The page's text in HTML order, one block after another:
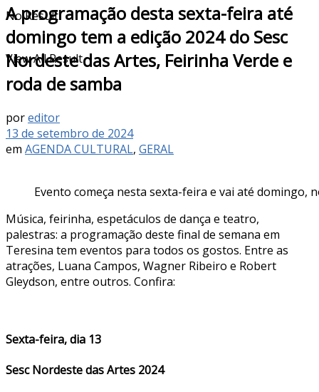
No Result
View All Result
A programação desta sexta-feira até
domingo tem a edição 2024 do Sesc
Nordeste das Artes, Feirinha Verde e
roda de samba
poreditor
13 de setembro de 2024
em AGENDA CULTURAL, GERAL
Evento começa nesta sexta-feira e vai até domingo,
Música, feirinha, espetáculos de dança e teatro,
palestras: a programação deste final de semana em
Teresina tem eventos para todos os gostos. Entre as
atrações, Luana Campos, Wagner Ribeiro e Robert
Gleydson, entre outros. Confira:
Sexta-feira, dia 13
Sesc Nordeste das Artes 2024